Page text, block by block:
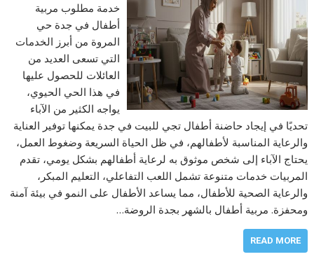
خدمة مطلوب مربية
أطفال في جدة حي
المروة من أبرز الخدمات
التي تسعى العديد من
العائلات للحصول عليها
في هذا الحي الحيوي،
يواجه الكثير من الآباء
تحديًا في إيجاد حاضنة أطفال تجي للبيت في جدة يمكنها توفير العناية
والرعاية المناسبة لأطفالهم، في ظل الحياة السريعة وضغوط العمل،
يحتاج الآباء إلى شخص موثوق به لرعاية أطفالهم بشكل يومي، تقدم
المربيات خدمات متنوعة تشمل اللعب التفاعلي، التعليم المبكر،
والرعاية الصحية للأطفال، مما يساعد الأطفال على النمو في بيئة آمنة
ومحفزة. مربية أطفال بالشهر بجدة الروضة…
READ MORE